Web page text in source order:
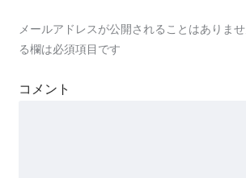
メールアドレスが公開されることはありませ
る欄は必須項目です
コメント